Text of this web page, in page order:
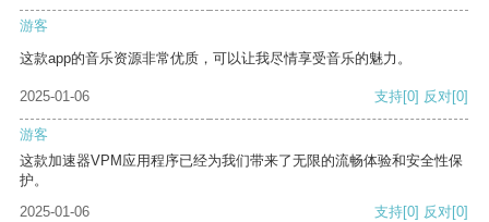
游客
这款app的音乐资源非常优质，可以让我尽情享受音乐的魅力。
2025-01-06 支持[0] 反对[0]
游客
这款加速器VPM应用程序已经为我们带来了无限的流畅体验和安全性保
护。
2025-01-06
支持[0] 反对[0]